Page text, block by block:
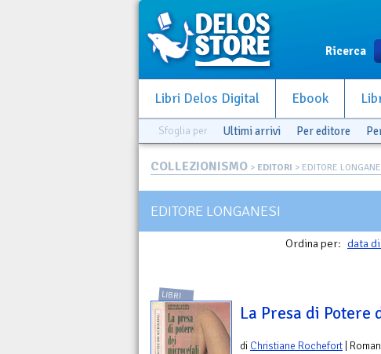
Ricerca
Libri Delos Digital Ebook
Sfoglia per Ultimi arrivi Per editore
COLLEZIONISMO > EDITORI > EDITORE
EDITORE LONGANESI
Ordina per: data
LIBRI
La Presa di Potere
di Christiane Rochefort |